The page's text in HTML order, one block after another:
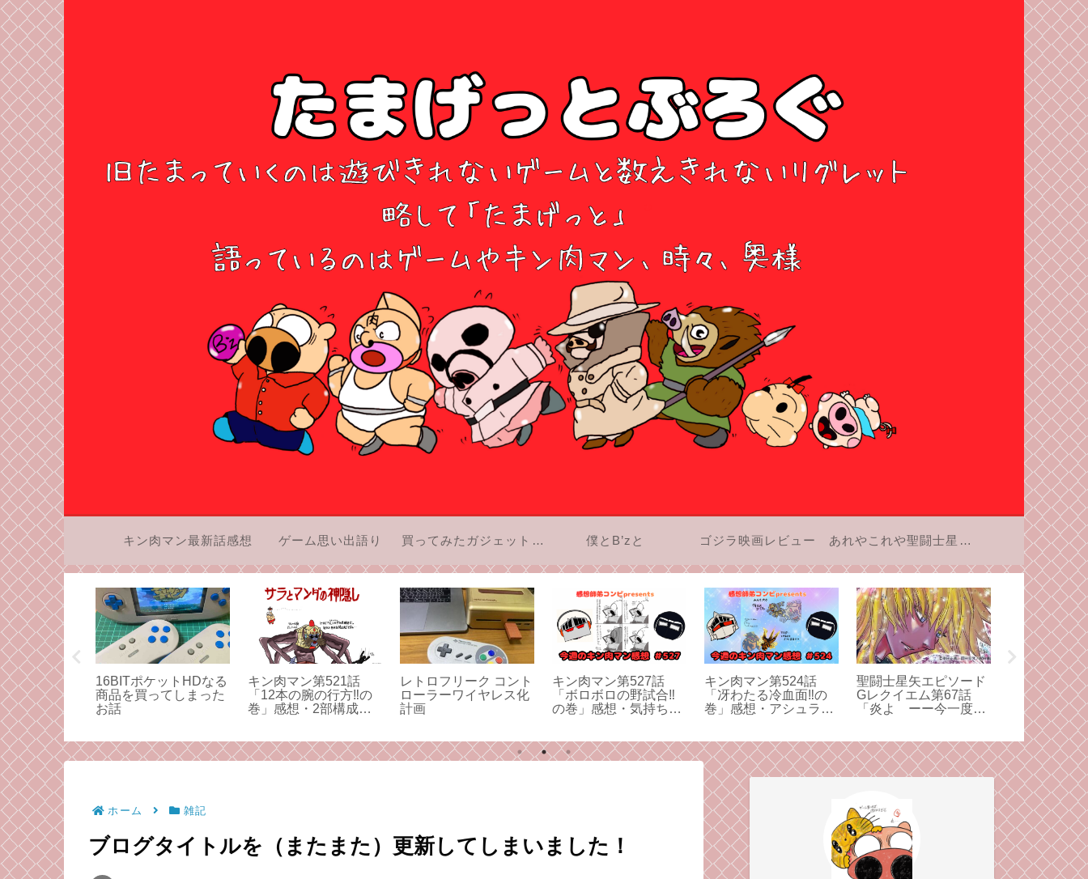
キン肉マン最新話感想 ゲーム思い出語り 買ってみたガジェットのお話 僕とB’zと ゴジラ映画レビュー あれやこれや聖闘士星矢
「聖闘士星
しっかり向
よう！その
16BITポケットHDなる
商品を買ってしまった
お話
キン肉マン第521話
「12本の腕の行方‼の
巻」感想・2部構成。
（毒成分強めのため注
意）
レトロフリーク コント
ローラーワイヤレス化
計画
キン肉マン第527話
「ボロボロの野試合‼︎
の巻」感想・気持ちが
っちまでボロボロに。
キン肉マン第524話
「冴わたる冷血面‼︎の
巻」感想・アシュラマ
師弟コンビが語る！
聖闘士星矢エピソード
Gレクイエム第67話
「炎よ ーー今一度ー
かもしれない
ネオジオCD
り乱れる思
なハードは
た。
ホーム 雑記
ブログタイトルを（またまた）更新してしまいました！